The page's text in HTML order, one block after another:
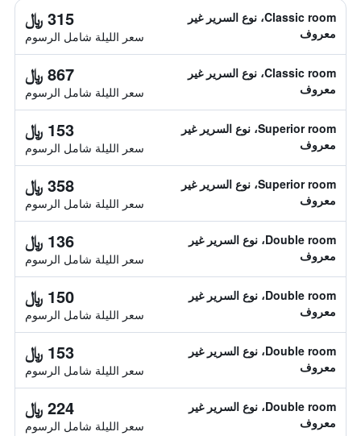
Classic room، نوع السرير غير
معروف
315 ﷼
سعر الليلة شامل الرسوم
Classic room، نوع السرير غير
معروف
867 ﷼
سعر الليلة شامل الرسوم
Superior room، نوع السرير غير
معروف
153 ﷼
سعر الليلة شامل الرسوم
Superior room، نوع السرير غير
معروف
358 ﷼
سعر الليلة شامل الرسوم
Double room، نوع السرير غير
معروف
136 ﷼
سعر الليلة شامل الرسوم
Double room، نوع السرير غير
معروف
150 ﷼
سعر الليلة شامل الرسوم
Double room، نوع السرير غير
معروف
153 ﷼
سعر الليلة شامل الرسوم
Double room، نوع السرير غير
معروف
224 ﷼
سعر الليلة شامل الرسوم